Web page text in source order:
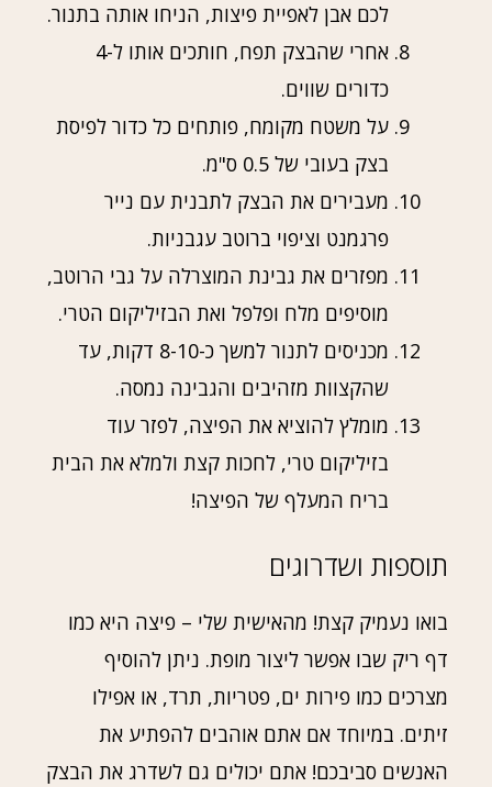
לכם אבן לאפיית פיצות, הניחו אותה בתנור.
אחרי שהבצק תפח, חותכים אותו ל-4
כדורים שווים.
על משטח מקומח, פותחים כל כדור לפיסת
בצק בעובי של 0.5 ס"מ.
מעבירים את הבצק לתבנית עם נייר
פרגמנט וציפוי ברוטב עגבניות.
מפזרים את גבינת המוצרלה על גבי הרוטב,
מוסיפים מלח ופלפל ואת הבזיליקום הטרי.
מכניסים לתנור למשך כ-8-10 דקות, עד
שהקצוות מזהיבים והגבינה נמסה.
מומלץ להוציא את הפיצה, לפזר עוד
בזיליקום טרי, לחכות קצת ולמלא את הבית
בריח המעלף של הפיצה!
תוספות ושדרוגים
בואו נעמיק קצת! מהאישית שלי – פיצה היא כמו
דף ריק שבו אפשר ליצור מופת. ניתן להוסיף
מצרכים כמו פירות ים, פטריות, תרד, או אפילו
זיתים. במיוחד אם אתם אוהבים להפתיע את
האנשים סביבכם! אתם יכולים גם לשדרג את הבצק